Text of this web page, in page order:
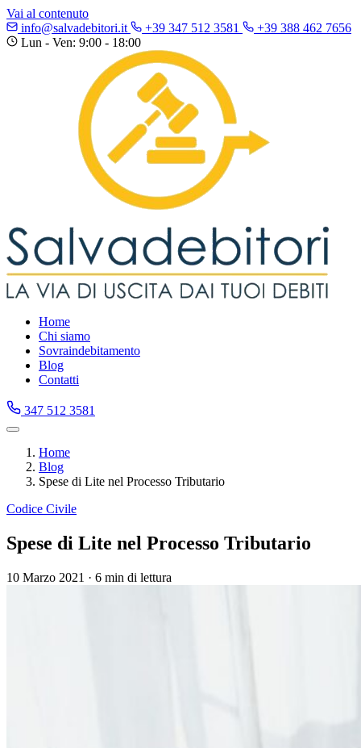
Vai al contenuto
info@salvadebitori.it
+39 347 512 3581
+39 388 462 7656
Lun - Ven: 9:00 - 18:00
Home
Chi siamo
Sovraindebitamento
Blog
Contatti
347 512 3581
Home
Blog
Spese di Lite nel Processo Tributario
Codice Civile
Spese di Lite nel Processo Tributario
10 Marzo 2021 · 6 min di lettura